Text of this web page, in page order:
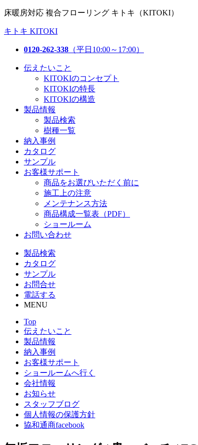
床暖房対応 複合フローリング キトキ（KITOKI）
キトキ KITOKI
0120-262-338 （平日10:00～17:00）
伝えたいこと
KITOKIのコンセプト
KITOKIの特長
KITOKIの構造
製品情報
製品検索
樹種一覧
納入事例
カタログ
サンプル
お客様サポート
商品をお選びいただく前に
施工上の注意
メンテナンス方法
商品構成一覧表（PDF）
ショールーム
お問い合わせ
製品検索
カタログ
サンプル
お問合せ
電話する
MENU
Top
伝えたいこと
製品情報
納入事例
お客様サポート
ショールームへ行く
会社情報
お知らせ
スタッフブログ
個人情報の保護方針
協和通商facebook